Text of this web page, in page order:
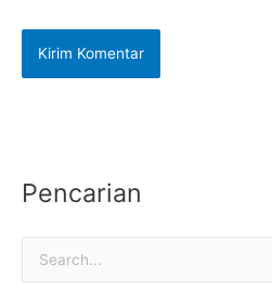
Pencarian